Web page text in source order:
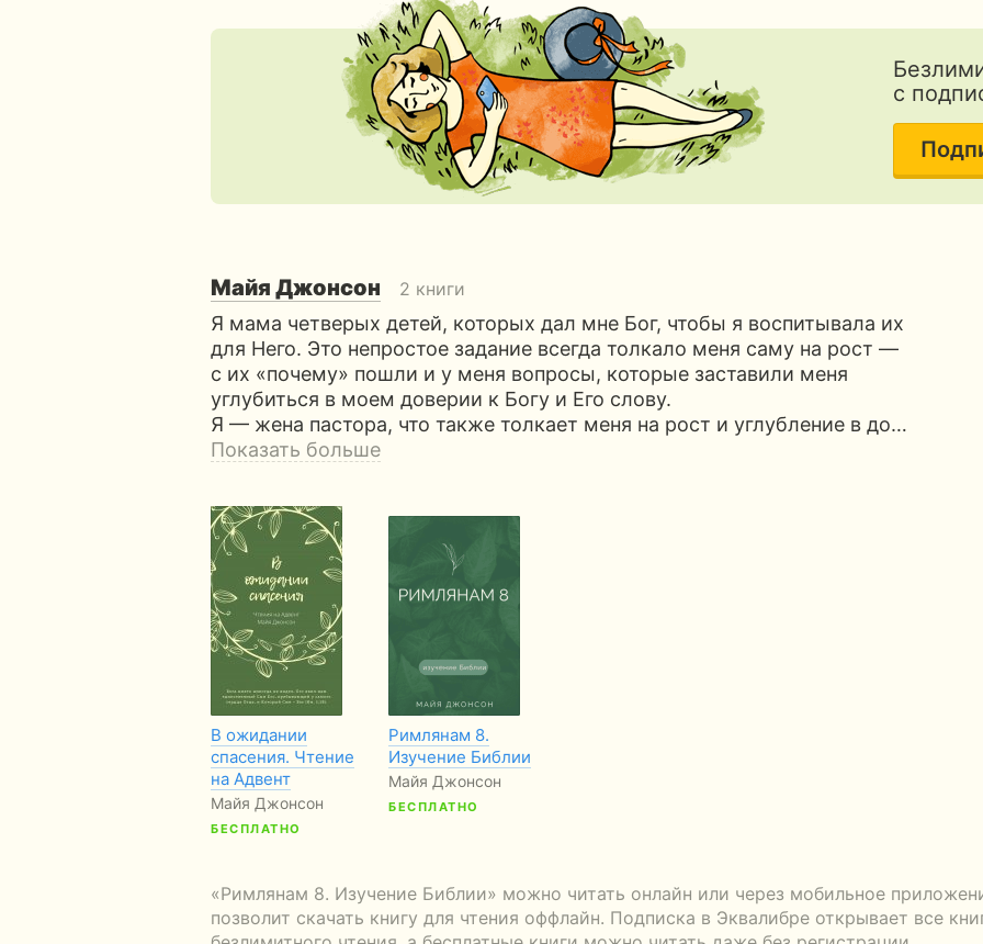
с
Майя Джонсон 2 книги
Я мама четверых детей, которых дал мне Бог, чтобы я воспитывала их
для Него. Это непростое задание всегда толкало меня саму на рост —
с их «почему» пошли и у меня вопросы, которые заставили меня
углубиться в моем доверии к Богу и Его слову.
Я — жена пастора, что также толкает меня на рост и углубление в до…
Показать больше
В ожидании
спасения. Чтение
на Адвент
Майя Джонсон
БЕСПЛАТНО
Римлянам 8.
Изучение Библии
Майя Джонсон
БЕСПЛАТНО
«Римлянам 8. Изучение Библии» можно читать онлайн или через мобильное
позволит скачать книгу для чтения оффлайн. Подписка в Эквалибре открывает все